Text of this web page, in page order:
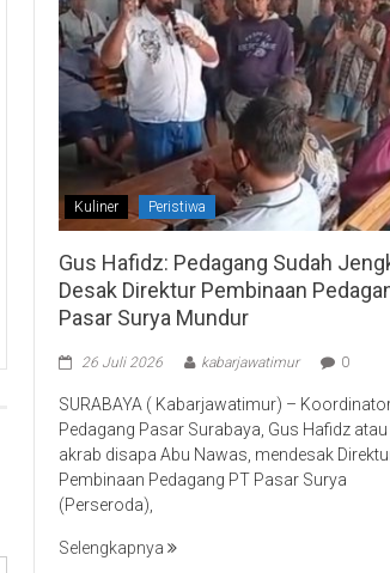
Kuliner Peristiwa
Gus Hafidz: Pedagang Sudah
Desak Direktur Pembinaan
Pasar Surya Mundur
26 Juli 2026 kabarjawatimur 0
SURABAYA ( Kabarjawatimur) –
Pedagang Pasar Surabaya, Gus Hafidz
akrab disapa Abu Nawas, mendesak
Pembinaan Pedagang PT Pasar Surya
(Perseroda),
Selengkapnya